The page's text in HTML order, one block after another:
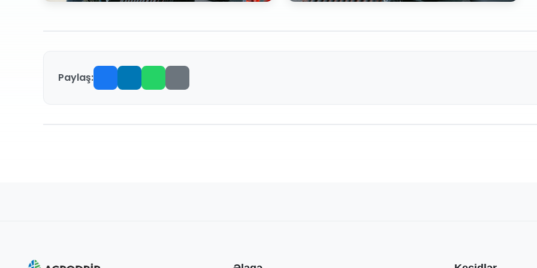
Paylaş: